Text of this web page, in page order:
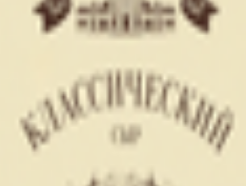
собой очень мягкий и невероятно вкусный паштет,
для застолья.
питьевая, сахар, крахмал картофельный, соль, яичный желток,
кислоты; загуститель ксантановая камедь, красители: